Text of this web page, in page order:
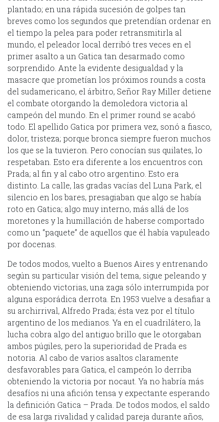
plantado; en una rápida sucesión de golpes tan
breves como los segundos que pretendían ordenar en
el tiempo la pelea para poder retransmitirla al
mundo, el peleador local derribó tres veces en el
primer asalto a un Gatica tan desarmado como
sorprendido. Ante la evidente desigualdad y la
masacre que prometían los próximos rounds a costa
del sudamericano, el árbitro, Señor Ray Miller detiene
el combate otorgando la demoledora victoria al
campeón del mundo. En el primer round se acabó
todo. El apellido Gatica por primera vez, sonó a fiasco,
dolor, tristeza; porque bronca siempre fueron muchos
los que se la tuvieron. Pero conocían sus quilates, lo
respetaban. Esto era diferente a los encuentros con
Prada; al fin y al cabo otro argentino. Esto era
distinto. La calle, las gradas vacías del Luna Park, el
silencio en los bares, presagiaban que algo se había
roto en Gatica; algo muy interno, más allá de los
moretones y la humillación de haberse comportado
como un “paquete” de aquellos que él había vapuleado
por docenas.
De todos modos, vuelto a Buenos Aires y entrenando
según su particular visión del tema, sigue peleando y
obteniendo victorias, una zaga sólo interrumpida por
alguna esporádica derrota. En 1953 vuelve a desafiar a
su archirrival, Alfredo Prada; ésta vez por el título
argentino de los medianos. Ya en el cuadrilátero, la
lucha cobra algo del antiguo brillo que le otorgaban
ambos púgiles, pero la superioridad de Prada es
notoria. Al cabo de varios asaltos claramente
desfavorables para Gatica, el campeón lo derriba
obteniendo la victoria por nocaut. Ya no habría más
desafíos ni una afición tensa y expectante esperando
la definición Gatica – Prada. De todos modos, el saldo
de esa larga rivalidad y calidad pareja durante años,